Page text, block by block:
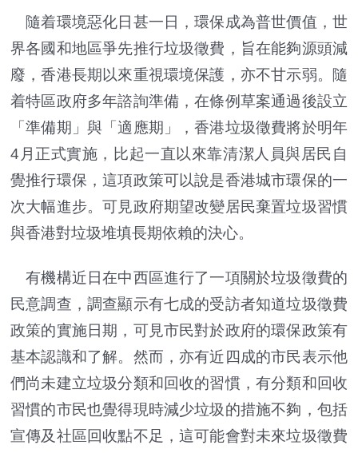
隨着環境惡化日甚一日，環保成為普世價值，世
界各國和地區爭先推行垃圾徵費，旨在能夠源頭減
廢，香港長期以來重視環境保護，亦不甘示弱。隨
着特區政府多年諮詢準備，在條例草案通過後設立
「準備期」與「適應期」，香港垃圾徵費將於明年
4月正式實施，比起一直以來靠清潔人員與居民自
覺推行環保，這項政策可以說是香港城市環保的一
次大幅進步。可見政府期望改變居民棄置垃圾習慣
與香港對垃圾堆填長期依賴的決心。
有機構近日在中西區進行了一項關於垃圾徵費的
民意調查，調查顯示有七成的受訪者知道垃圾徵費
政策的實施日期，可見市民對於政府的環保政策有
基本認識和了解。然而，亦有近四成的市民表示他
們尚未建立垃圾分類和回收的習慣，有分類和回收
習慣的市民也覺得現時減少垃圾的措施不夠，包括
宣傳及社區回收點不足，這可能會對未來垃圾徵費